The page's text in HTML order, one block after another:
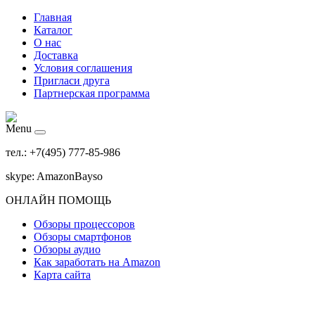
Главная
Каталог
О нас
Доставка
Условия соглашения
Пригласи друга
Партнерская программа
Menu
тел.: +7(495) 777-85-986
skype: AmazonBayso
ОНЛАЙН ПОМОЩЬ
Обзоры процессоров
Обзоры смартфонов
Обзоры аудио
Как заработать на Amazon
Карта сайта